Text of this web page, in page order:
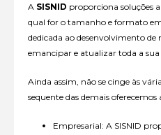
A SISNID proporciona soluções
qual for o tamanho e formato
dedicada ao desenvolvimento de
emancipar e atualizar toda a sua
Ainda assim, não se cinge às
sequente das demais oferecemos
Empresarial: A SISNID